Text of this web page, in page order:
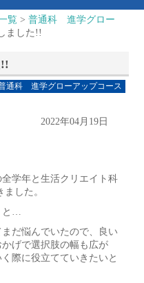
覧 >普通科 進学グロー
ました!!
通科 進学グローアップコース
2022年04月19日
学年と生活クリエイト科
した。
と…
だ悩んでいたので、良い
げで選択肢の幅も広が
際に役立てていきたいと